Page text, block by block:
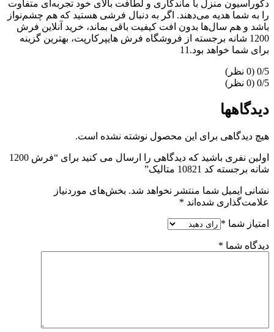
دکوراسیون منزل با ماندگاری و لطافت بالای خود تجربه‌ای متفاوت
را به شما هدیه می‌دهند. اگر به دنبال فرشی هستید که هم چشم‌نواز
باشد و هم سال‌ها بدون افت کیفیت باقی بماند، خرید آنلاین فرش
1200 شانه برجسته از فروشگاه فرش هایپرکارپت، بهترین گزینه
برای شما خواهد بود.11
‫0/5
‫0/5
دیدگاهها
هیچ دیدگاهی برای این محصول نوشته نشده است.
اولین نفری باشید که دیدگاهی را ارسال می کنید برای “فرش 1200
شانه برجسته کد 10821 متالیک”
نشانی ایمیل شما منتشر نخواهد شد. بخش‌های موردنیاز
علامت‌گذاری شده‌اند *
امتیاز شما *
دیدگاه شما *